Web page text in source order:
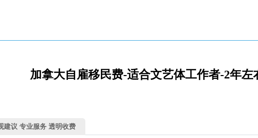
加拿大自雇移民费-适合文艺体工作者-2年左
建议 专业服务 透明收费